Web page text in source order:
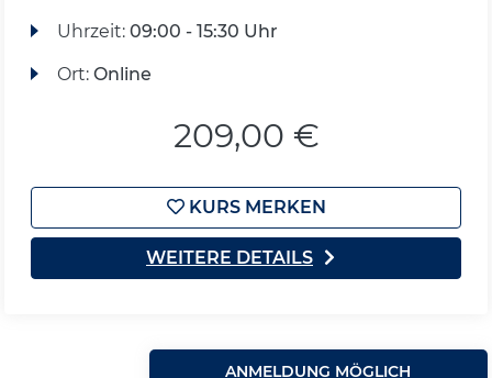
Uhrzeit: 09:00 - 15:30 Uhr
Ort: Online
209,00 €
KURS MERKEN
WEITERE DETAILS
ANMELDUNG MÖGLICH